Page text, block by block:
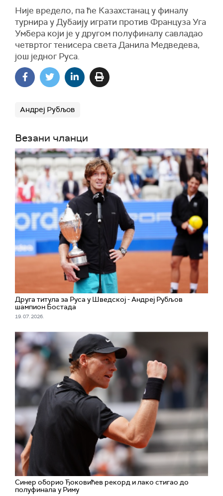
Није вредело, па ће Казахстанац у финалу
турнира у Дубаију играти против Француза Уга
Умбера који је у другом полуфиналу савладао
четвртог тенисера света Данила Медведева,
још једног Руса.
Андреј Рубљов
Везани чланци
Друга титула за Руса у Шведској - Андреј Рубљов
шампион Бостада
19. 07. 2026.
Синер оборио Ђоковићев рекорд и лако стигао до
полуфинала у Риму